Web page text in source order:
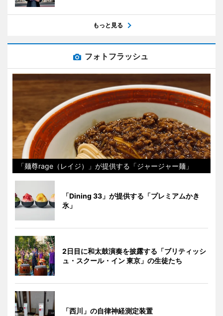
もっと見る
フォトフラッシュ
「麺尊rage（レイジ）」が提供する「ジャージャー麺」
「Dining 33」が提供する「プレミアムかき
氷」
2日目に和太鼓演奏を披露する「ブリティッシ
ュ・スクール・イン 東京」の生徒たち
「西川」の自律神経測定装置